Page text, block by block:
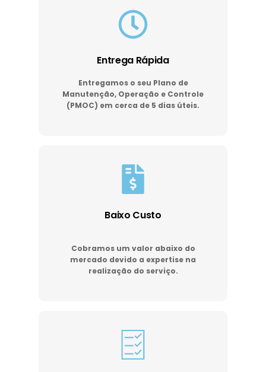
Entrega Rápida
Entregamos o seu Plano de
Manutenção, Operação e Controle
(PMOC) em cerca de 5 dias úteis.
Baixo Custo
Cobramos um valor abaixo do
mercado devido a expertise na
realização do serviço.